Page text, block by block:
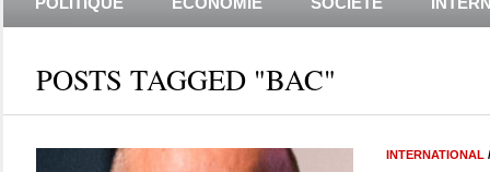
POSTS TAGGED "BAC"
INTERNATIONAL